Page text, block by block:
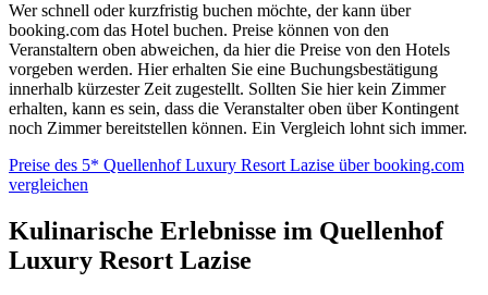
Wer schnell oder kurzfristig buchen möchte, der kann über
booking.com das Hotel buchen. Preise können von den
Veranstaltern oben abweichen, da hier die Preise von den Hotels
vorgeben werden. Hier erhalten Sie eine Buchungsbestätigung
innerhalb kürzester Zeit zugestellt. Sollten Sie hier kein Zimmer
erhalten, kann es sein, dass die Veranstalter oben über Kontingent
noch Zimmer bereitstellen können. Ein Vergleich lohnt sich immer.
Preise des 5* Quellenhof Luxury Resort Lazise über booking.com
vergleichen
Kulinarische Erlebnisse im Quellenhof
Luxury Resort Lazise